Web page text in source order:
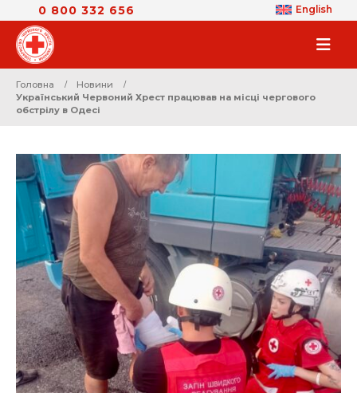
0 800 332 656 English
Головна
Новини
Український Червоний Хрест працював на місці чергового
обстрілу в Одесі